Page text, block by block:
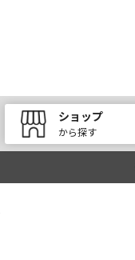
ショップ
から探す